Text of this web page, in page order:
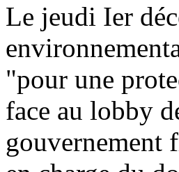
Le jeudi Ier
"pour une
face au lobby
gouvernement